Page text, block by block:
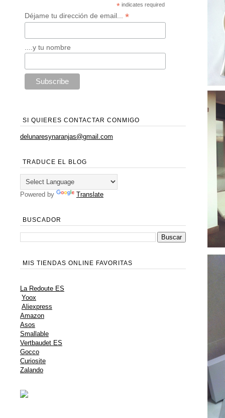
* indicates required
Déjame tu dirección de email... *
....y tu nombre
SI QUIERES CONTACTAR CONMIGO
delunaresynaranjas@gmail.com
TRADUCE EL BLOG
Powered by Translate
BUSCADOR
MIS TIENDAS ONLINE FAVORITAS
La Redoute ES
Yoox
Aliexpress
Amazon
Asos
Smallable
Vertbaudet ES
Gocco
Curiosite
Zalando